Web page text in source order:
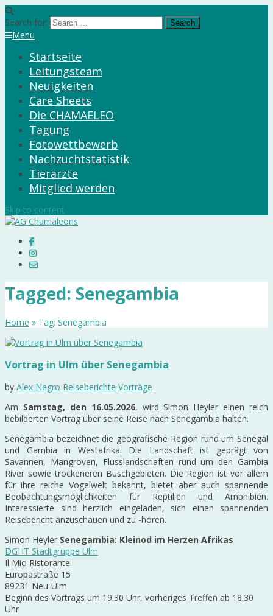
Search for:
Menu
Startseite
Leitungsteam
Neuigkeiten
Care Sheets
Die CHAMAELEO
Tagung
Fotowettbewerb
Nachzuchtstatistik
Tierärzte
Mitglied werden
Skip to content
Tagged: Senegambia
Home » Tag: Senegambia
Vortrag in Ulm über Senegambia
by Alex Negro Reiseberichte Vorträge
Am Samstag, den 16.05.2026, wird Simon Heyler einen reich
bebilderten Vortrag über seine Reise nach Senegambia halten.
Senegambia bezeichnet die geografische Region rund um Senegal
und Gambia in Westafrika. Die Landschaft ist geprägt von
Savannen, Mangroven, Flusslandschaften rund um den Gambia
River sowie trockeneren Buschgebieten. Die Region ist vor allem
für ihre reiche Vogelwelt bekannt, bietet aber auch spannende
Beobachtungsmöglichkeiten für Reptilien und Amphibien.
Interessierte sind herzlich eingeladen, sich einen spannenden
Reisebericht anzuschauen und zu -hören.
Simon Heyler Senegambia: Kleinod im Herzen Afrikas
DGHT Stadtgruppe Ulm
Il Mio Ristorante
Europastraße 15
89231 Neu-Ulm
Beginn des Vortrags um 19.30 Uhr, vorheriges Treffen ab 18.30
Uhr